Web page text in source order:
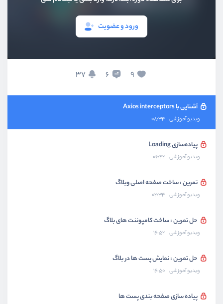
ورود و عضویت
9
6
37
ویدیو آموزشی
ارسال درخواست ویرایش به Api
آشنایی با Axios interceptors
ویدیو آموزشی 08:34
پیاده‌سازی Loading
ویدیو آموزشی 06:42
تمرین : ساخت صفحه اصلی وبلاگ
ویدیو آموزشی 02:34
حل تمرین : ساخت کامپوننت های بلاگ
ویدیو آموزشی 16:52
حل تمرین : نمایش پست ها در بلاگ
ویدیو آموزشی 16:50
پیاده سازی صفحه بندی پست ها